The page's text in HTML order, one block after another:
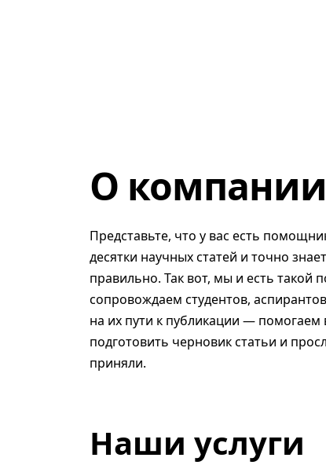
О компании
Представьте, что у вас есть
десятки научных статей и точно
правильно. Так вот, мы и есть
сопровождаем студентов,
на их пути к публикации —
подготовить черновик статьи и
приняли.
Наши услуги